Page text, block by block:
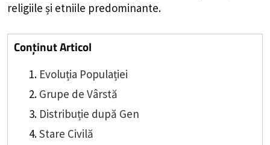
religiile și etniile predominante.
Conținut Articol
Evoluția Populației
Grupe de Vârstă
Distribuție după Gen
Stare Civilă